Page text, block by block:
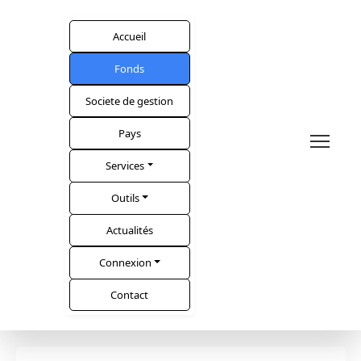
Accueil
Fonds
Societe de gestion
Pays
Services
Outils
Actualités
Connexion
Contact